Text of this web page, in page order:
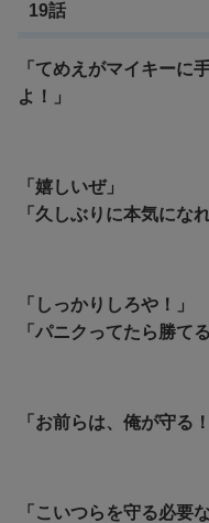
19話
「てめえがマイキーに
よ！」
「嬉しいぜ」
「久しぶりに本気にな
「しっかりしろや！」
「パニクってたら勝て
「お前らは、俺が守る！
「こいつらを守る必要